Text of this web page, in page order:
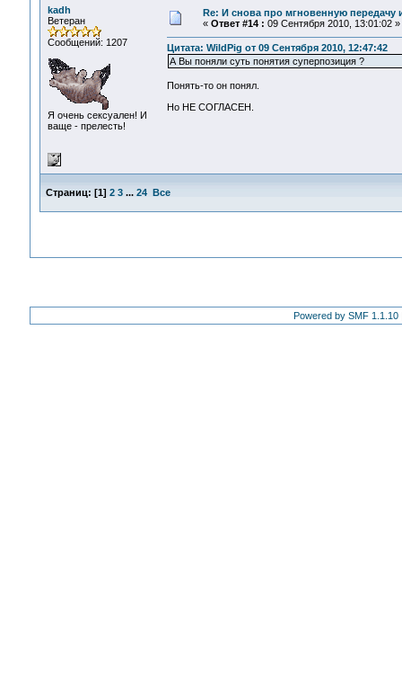
kadh
Ветеран
Сообщений: 1207
Я очень сексуален! И
ваще - прелесть!
Re: И снова про мгновенную
« Ответ #14 : 09 Сентября 2010, 13:01:02 »
Цитата: WildPig от 09 Сентября 2010, 12:47:42
А Вы поняли суть понятия суперпозиция ?
Понять-то он понял.
Но НЕ СОГЛАСЕН.
Страниц: [1] 2 3 ... 24 Все
Powered by SMF 1.1.10